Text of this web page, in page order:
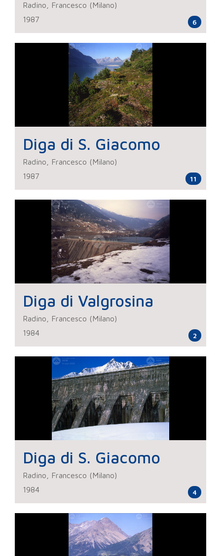
Radino, Francesco (Milano)
1987
6
Diga di S. Giacomo
Radino, Francesco (Milano)
1987
11
Diga di Valgrosina
Radino, Francesco (Milano)
1984
2
Diga di S. Giacomo
Radino, Francesco (Milano)
1984
4